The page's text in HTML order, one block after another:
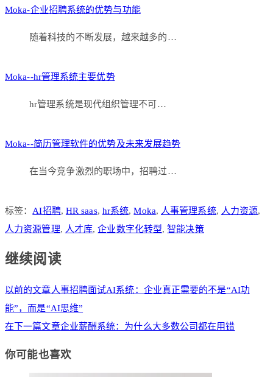
Moka-企业招聘系统的优势与功能
随着科技的不断发展，越来越多的…
Moka--hr管理系统主要优势
hr管理系统是现代组织管理不可…
Moka--简历管理软件的优势及未来发展趋势
在当今竞争激烈的职场中，招聘过…
标签： AI招聘, HR saas, hr系统,Moka, 人事管理系统, 人力资源,
人力资源管理, 人才库,企业数字化转型,智能决策
继续阅读
以前的文章人事招聘面试AI系统：企业真正需要的不是“AI功
能”，而是“AI思维”
在下一篇文章企业薪酬系统：为什么大多数公司都在用错
你可能也喜欢